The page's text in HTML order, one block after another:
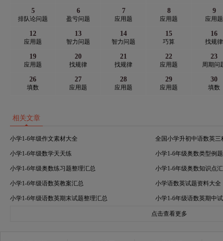
5
排队论问题
6
盈亏问题
7
应用题
8
应用题
9
应用题
12
应用题
13
智力问题
14
智力问题
15
巧算
16
找规律
19
应用题
20
找规律
21
找规律
22
应用题
23
周期问
26
填数
27
应用题
28
应用题
29
应用题
30
填数
相关文章
小学1-6年级作文素材大全 全国小学升初中语数英三
小学1-6年级数学天天练 小学1-6年级奥数类型例
小学1-6年级奥数练习题整理汇总 小学1-6年级奥数知识点
小学1-6年级语数英教案汇总 小学语数英试题资料大全
小学1-6年级语数英期末试题整理汇总 小学1-6年级语数英期中
点击查看更多